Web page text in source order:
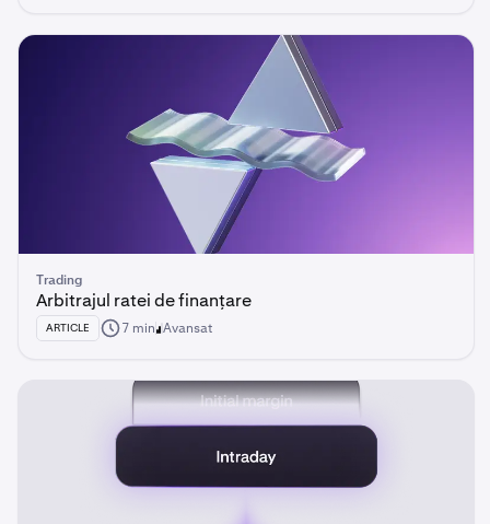
Trading
Arbitrajul ratei de finanțare
ARTICLE 7 min Avansat